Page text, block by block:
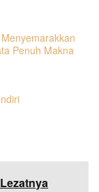
Penuh Makna